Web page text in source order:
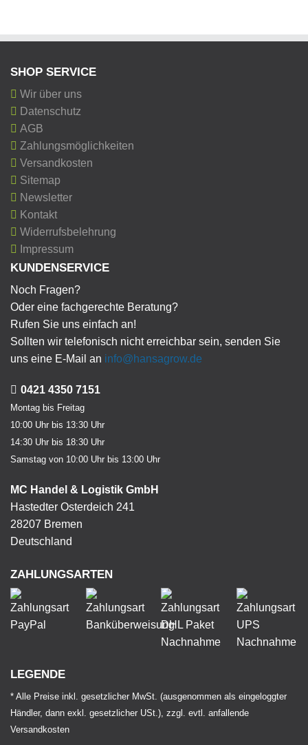
SHOP SERVICE
Wir über uns
Datenschutz
AGB
Zahlungsmöglichkeiten
Versandkosten
Sitemap
Newsletter
Kontakt
Widerrufsbelehrung
Impressum
KUNDENSERVICE
Noch Fragen?
Oder eine fachgerechte Beratung?
Rufen Sie uns einfach an!
Sollten wir telefonisch nicht erreichbar sein, senden Sie
uns eine E-Mail an info@hansagrow.de
0421 4350 7151
Montag bis Freitag
10:00 Uhr bis 13:30 Uhr
14:30 Uhr bis 18:30 Uhr
Samstag von 10:00 Uhr bis 13:00 Uhr
MC Handel & Logistik GmbH
Hastedter Osterdeich 241
28207 Bremen
Deutschland
ZAHLUNGSARTEN
LEGENDE
* Alle Preise inkl. gesetzlicher MwSt. (ausgenommen als eingeloggter
Händler, dann exkl. gesetzlicher USt.), zzgl. evtl. anfallende
Versandkosten